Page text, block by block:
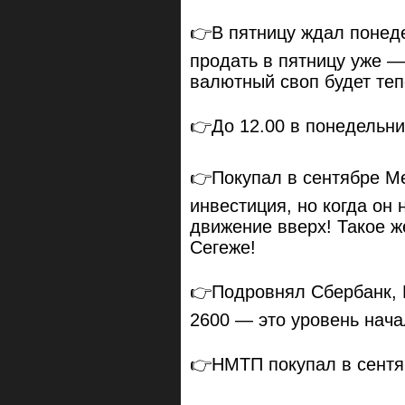
👉В пятницу ждал
продать в пятницу уже
валютный своп будет
👉До 12.00 в
👉Покупал в сентябре
инвестиция, но когда
движение вверх! Такое
Сегеже!
👉Подровнял
2600 — это уровень
👉НМТП покупал в